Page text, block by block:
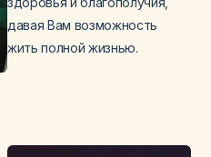
давая Вам возможность
жить полной жизнью.